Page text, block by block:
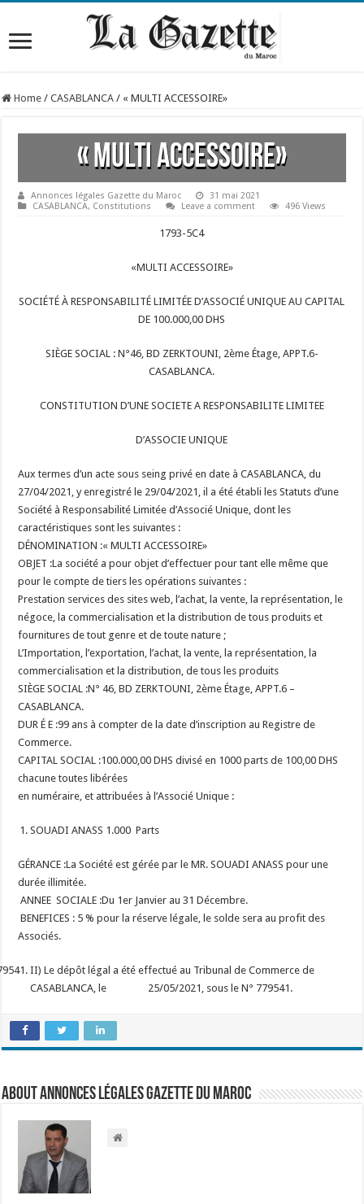
Home / CASABLANCA / « MULTI ACCESSOIRE»
« MULTI ACCESSOIRE»
Annonces légales Gazette du Maroc
31 mai 2021
CASABLANCA, Constitutions Leave a comment 496 Views
1793-5C4
«MULTI ACCESSOIRE»
SOCIÉTÉ À RESPONSABILITÉ LIMITÉE D’ASSOCIÉ UNIQUE AU CAPITAL
DE 100.000,00 DHS
SIÈGE SOCIAL : N°46, BD ZERKTOUNI, 2ème Étage, APPT.6-
CASABLANCA.
CONSTITUTION D’UNE SOCIETE A RESPONSABILITE LIMITEE
D’ASSOCIE UNIQUE
Aux termes d’un acte sous seing privé en date à CASABLANCA, du
27/04/2021, y enregistré le 29/04/2021, il a été établi les Statuts d’une
Société à Responsabilité Limitée d’Associé Unique, dont les
caractéristiques sont les suivantes :
DÉNOMINATION :« MULTI ACCESSOIRE»
OBJET :La société a pour objet d’effectuer pour tant elle même que
pour le compte de tiers les opérations suivantes :
Prestation services des sites web, l’achat, la vente, la représentation, le
négoce, la commercialisation et la distribution de tous produits et
fournitures de tout genre et de toute nature ;
L’Importation, l’exportation, l’achat, la vente, la représentation, la
commercialisation et la distribution, de tous les produits
SIÈGE SOCIAL :N° 46, BD ZERKTOUNI, 2ème Étage, APPT.6 –
CASABLANCA.
DUR É E :99 ans à compter de la date d’inscription au Registre de
Commerce.
CAPITAL SOCIAL :100.000,00 DHS divisé en 1000 parts de 100,00 DHS
chacune toutes libérées
en numéraire, et attribuées à l’Associé Unique :
SOUADI ANASS 1.000 Parts
GÉRANCE :La Société est gérée par le MR. SOUADI ANASS pour une
durée illimitée.
ANNEE SOCIALE :Du 1er Janvier au 31 Décembre.
BENEFICES : 5 % pour la réserve légale, le solde sera au profit des
Associés.
II) Le dépôt légal a été effectué au Tribunal de Commerce de
CASABLANCA, le 25/05/2021, sous le N° 779541.
About Annonces légales Gazette du Maroc